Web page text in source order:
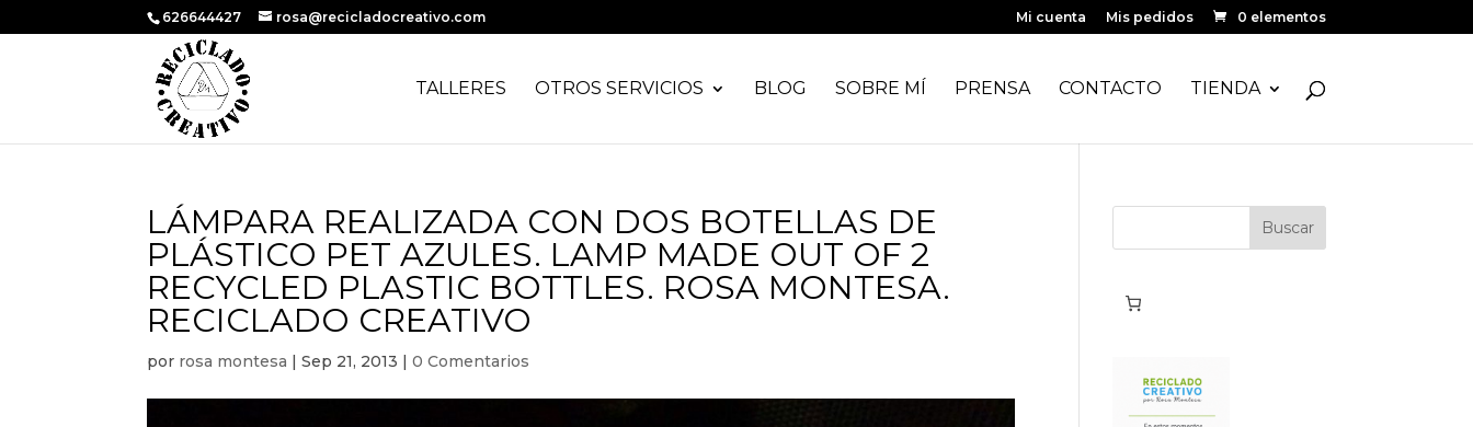
626644427 rosa@recicladocreativo.com Mi cuenta Mis pedidos 0 elementos
TALLERES OTROS SERVICIOS BLOG SOBRE MÍ PRENSA CONTACTO TIENDA
LÁMPARA REALIZADA CON DOS BOTELLAS DE
PLÁSTICO PET AZULES. LAMP MADE OUT OF 2
RECYCLED PLASTIC BOTTLES. ROSA MONTESA.
RECICLADO CREATIVO
por rosa montesa |Sep 21, 2013 |0 Comentarios